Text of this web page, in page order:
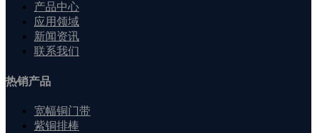
产品中心
应用领域
新闻资讯
联系我们
热销产品
宽幅铜门带
紫铜排棒